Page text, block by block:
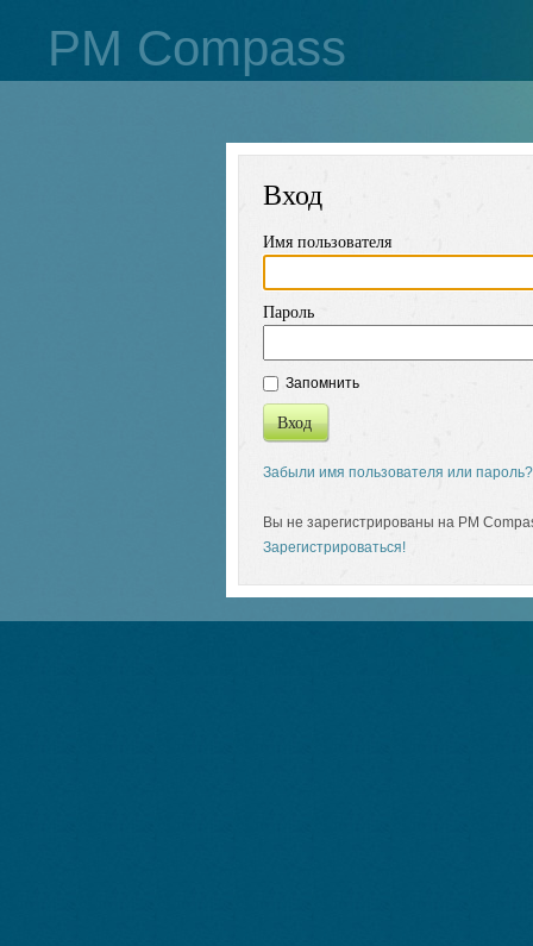
PM Compass
Вход
Имя пользователя
Пароль
Запомнить
Вход
Забыли имя пользователя или пароль?
Вы не зарегистрированы на PM
Зарегистрироваться!